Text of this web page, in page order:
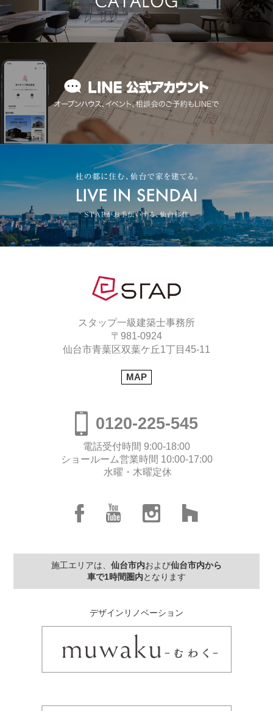
スタップ一級建築士事務所
〒981-0924
仙台市青葉区双葉ケ丘1丁目45-11
MAP
0120-225-545
電話受付時間 9:00-18:00
ショールーム営業時間 10:00-17:00
水曜・木曜定休
施工エリアは、 仙台市内および仙台市内から
車で1時間圏内となります
デザインリノベーション